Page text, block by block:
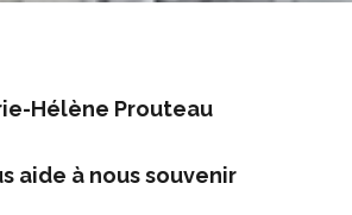
Hélène Prouteau
aide à nous souvenir